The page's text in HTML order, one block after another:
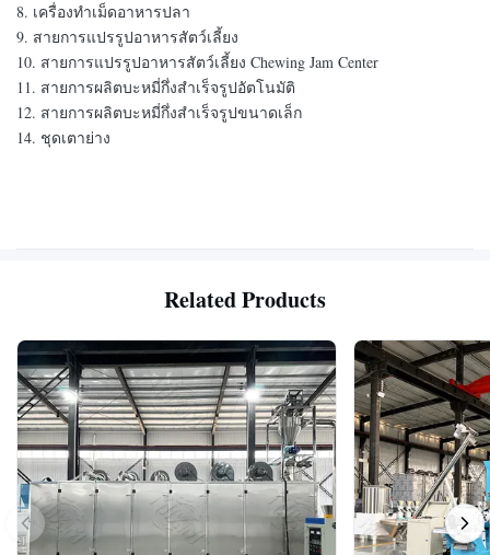
8. เครื่องทำเม็ดอาหารปลา
9. สายการแปรรูปอาหารสัตว์เลี้ยง
10. สายการแปรรูปอาหารสัตว์เลี้ยง Chewing Jam Center
11. สายการผลิตบะหมี่กึ่งสำเร็จรูปอัตโนมัติ
12. สายการผลิตบะหมี่กึ่งสำเร็จรูปขนาดเล็ก
14. ชุดเตาย่าง
Related Products